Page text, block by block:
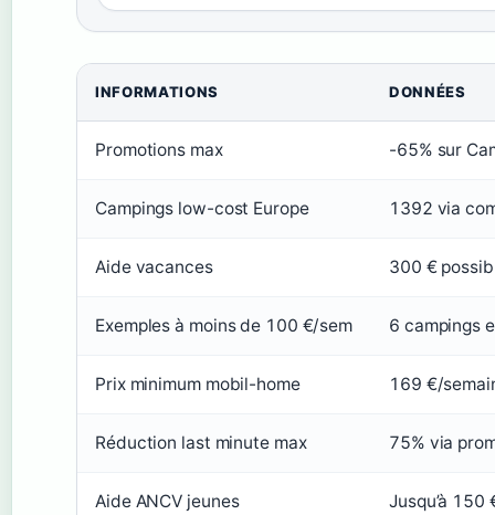
INFORMATIONS DONNÉES
Promotions max -65% sur
Campings low-cost Europe 1392 via
Aide vacances 300 €
Exemples à moins de 100 €/sem 6 campings
Prix minimum mobil-home 169 €/
Réduction last minute max 75% via
Aide ANCV jeunes Jusqu’à